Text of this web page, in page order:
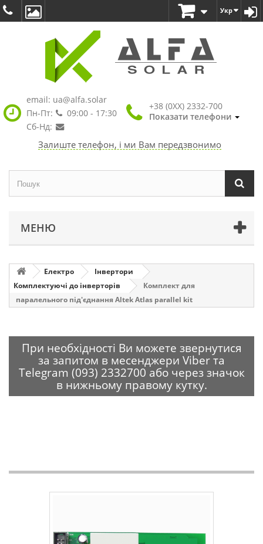
Укр
email: ua@alfa.solar
Пн-Пт:
09:00 - 17:30
Сб-Нд:
+38 (0XX) 2332-700
Показати телефони
Залиште телефон, і ми Вам передзвонимо
МЕНЮ
Електро
Інвертори
Комплектуючі до інверторів
Комплект для
паралельного під'єднання Altek Atlas parallel kit
При необхідності Ви можете звернутися
за запитом в месенджери Viber та
Telegram (093) 2332700 або через значок
в нижньому правому кутку.